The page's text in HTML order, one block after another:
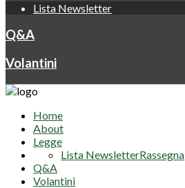
Lista Newsletter
Q&A
Volantini
Home
About
Legge
Rassegna
Lista Newsletter
Q&A
Volantini